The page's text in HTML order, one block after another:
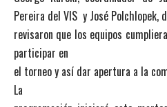
Pereira del VIS y José Polchlopek,
revisaron que los equipos
participar en
el torneo y así dar apertura a la
La